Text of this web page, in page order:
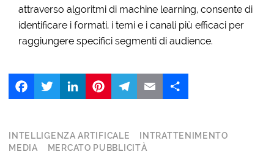
attraverso algoritmi di machine learning, consente di
identificare i formati, i temi e i canali più efficaci per
raggiungere specifici segmenti di audience.
LinkedIn
INTELLIGENZA ARTIFICALE
INTRATTENIMENTO
MEDIA
MERCATO PUBBLICITÀ